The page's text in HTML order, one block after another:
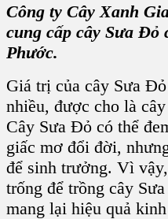
Công ty Cây Xanh
cung cấp cây Sưa Đỏ
Phước.
Giá trị của cây Sưa
nhiều, được cho là
Cây Sưa Đỏ có thể
giấc mơ đổi đời,
để sinh trưởng. Vì
trống để trồng cây
mang lại hiệu quả